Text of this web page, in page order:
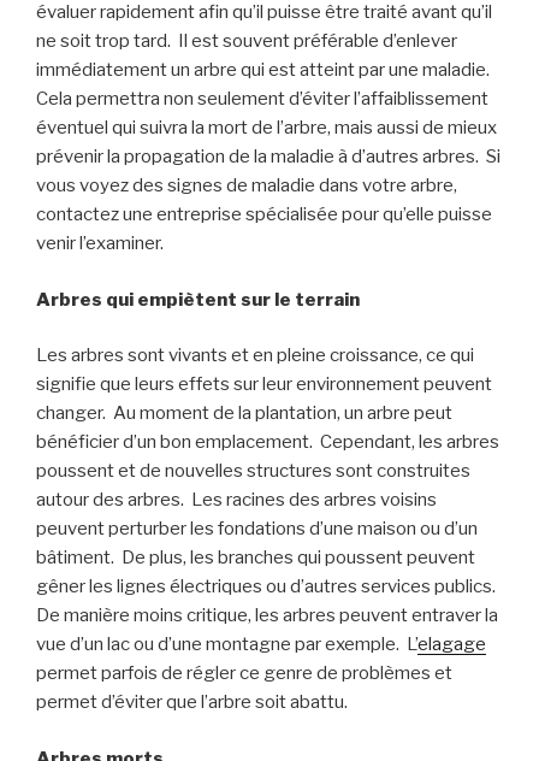
évaluer rapidement afin qu’il puisse être traité avant qu’il
ne soit trop tard. Il est souvent préférable d’enlever
immédiatement un arbre qui est atteint par une maladie.
Cela permettra non seulement d’éviter l’affaiblissement
éventuel qui suivra la mort de l’arbre, mais aussi de mieux
prévenir la propagation de la maladie à d’autres arbres. Si
vous voyez des signes de maladie dans votre arbre,
contactez une entreprise spécialisée pour qu’elle puisse
venir l’examiner.
Arbres qui empiètent sur le terrain
Les arbres sont vivants et en pleine croissance, ce qui
signifie que leurs effets sur leur environnement peuvent
changer. Au moment de la plantation, un arbre peut
bénéficier d’un bon emplacement. Cependant, les arbres
poussent et de nouvelles structures sont construites
autour des arbres. Les racines des arbres voisins
peuvent perturber les fondations d’une maison ou d’un
bâtiment. De plus, les branches qui poussent peuvent
gêner les lignes électriques ou d’autres services publics.
De manière moins critique, les arbres peuvent entraver la
vue d’un lac ou d’une montagne par exemple. L’elagage
permet parfois de régler ce genre de problèmes et
permet d’éviter que l’arbre soit abattu.